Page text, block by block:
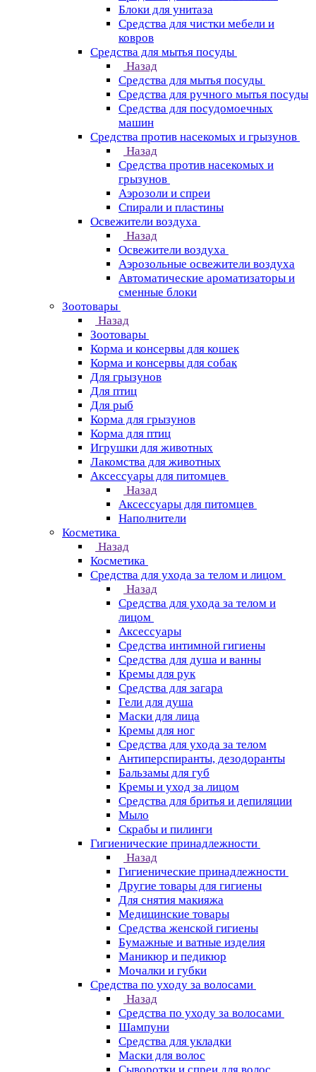
Блоки для унитаза
Средства для чистки мебели и
ковров
Средства для мытья посуды
Назад
Средства для мытья посуды
Средства для ручного мытья посуды
Средства для посудомоечных
машин
Средства против насекомых и грызунов
Назад
Средства против насекомых и
грызунов
Аэрозоли и спреи
Спирали и пластины
Освежители воздуха
Назад
Освежители воздуха
Аэрозольные освежители воздуха
Автоматические ароматизаторы и
сменные блоки
Зоотовары
Назад
Зоотовары
Корма и консервы для кошек
Корма и консервы для собак
Для грызунов
Для птиц
Для рыб
Корма для грызунов
Корма для птиц
Игрушки для животных
Лакомства для животных
Аксессуары для питомцев
Назад
Аксессуары для питомцев
Наполнители
Косметика
Назад
Косметика
Средства для ухода за телом и лицом
Назад
Средства для ухода за телом и
лицом
Аксессуары
Средства интимной гигиены
Средства для душа и ванны
Кремы для рук
Средства для загара
Гели для душа
Маски для лица
Кремы для ног
Средства для ухода за телом
Антиперспиранты, дезодоранты
Бальзамы для губ
Кремы и уход за лицом
Средства для бритья и депиляции
Мыло
Скрабы и пилинги
Гигиенические принадлежности
Назад
Гигиенические принадлежности
Другие товары для гигиены
Для снятия макияжа
Медицинские товары
Средства женской гигиены
Бумажные и ватные изделия
Маникюр и педикюр
Мочалки и губки
Средства по уходу за волосами
Назад
Средства по уходу за волосами
Шампуни
Средства для укладки
Маски для волос